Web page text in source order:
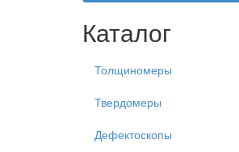
Каталог
Толщиномеры
Твердомеры
Дефектоскопы